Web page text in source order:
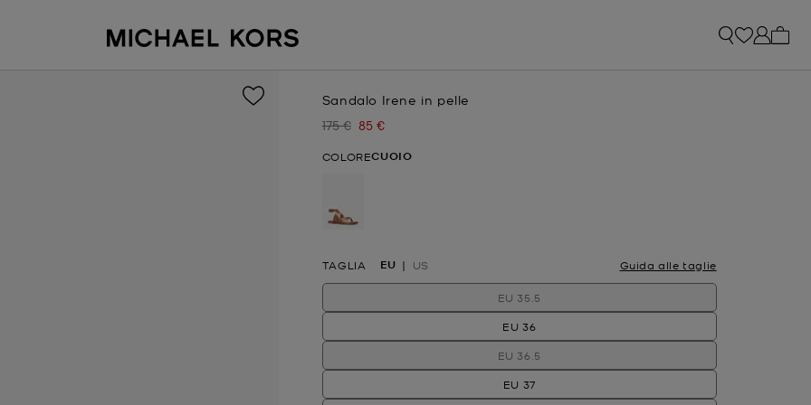
Sandalo Irene in pelle
Prezzo iniziale
175 € Prezzo attuale
85 €
COLORECUOIO
TAGLIA EU US Guida alle taglie
EU 35.5
EU 36
EU 36.5
EU 37